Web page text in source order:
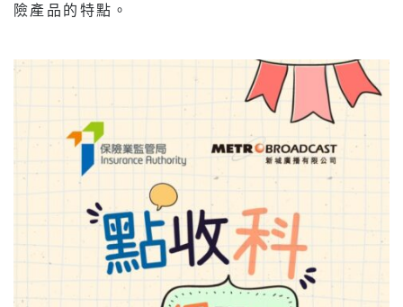
險產品的特點。